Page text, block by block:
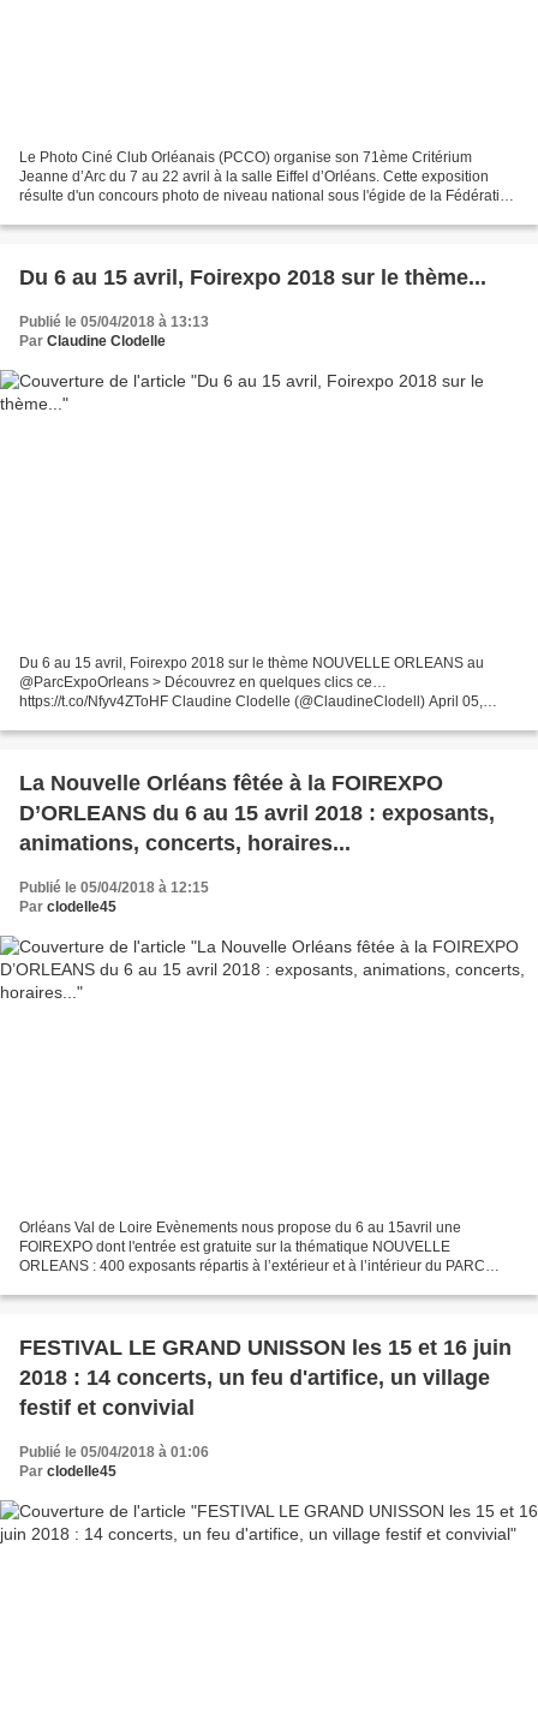
Le Photo Ciné Club Orléanais (PCCO) organise son 71ème Critérium
Jeanne d’Arc du 7 au 22 avril à la salle Eiffel d’Orléans. Cette exposition
résulte d'un concours photo de niveau national sous l'égide de la Fédération
Du 6 au 15 avril, Foirexpo 2018 sur le thème...
Publié le 05/04/2018 à 13:13
Par Claudine Clodelle
Du 6 au 15 avril, Foirexpo 2018 sur le thème NOUVELLE ORLEANS au
@ParcExpoOrleans > Découvrez en quelques clics ce…
https://t.co/Nfyv4ZToHF Claudine Clodelle (@ClaudineClodell) April 05,
La Nouvelle Orléans fêtée à la FOIREXPO
D’ORLEANS du 6 au 15 avril 2018 : exposants,
animations, concerts, horaires...
Publié le 05/04/2018 à 12:15
Par clodelle45
Orléans Val de Loire Evènements nous propose du 6 au 15avril une
FOIREXPO dont l'entrée est gratuite sur la thématique NOUVELLE
ORLEANS : 400 exposants répartis à l’extérieur et à l’intérieur du PARC
FESTIVAL LE GRAND UNISSON les 15 et 16 juin
2018 : 14 concerts, un feu d'artifice, un village
festif et convivial
Publié le 05/04/2018 à 01:06
Par clodelle45